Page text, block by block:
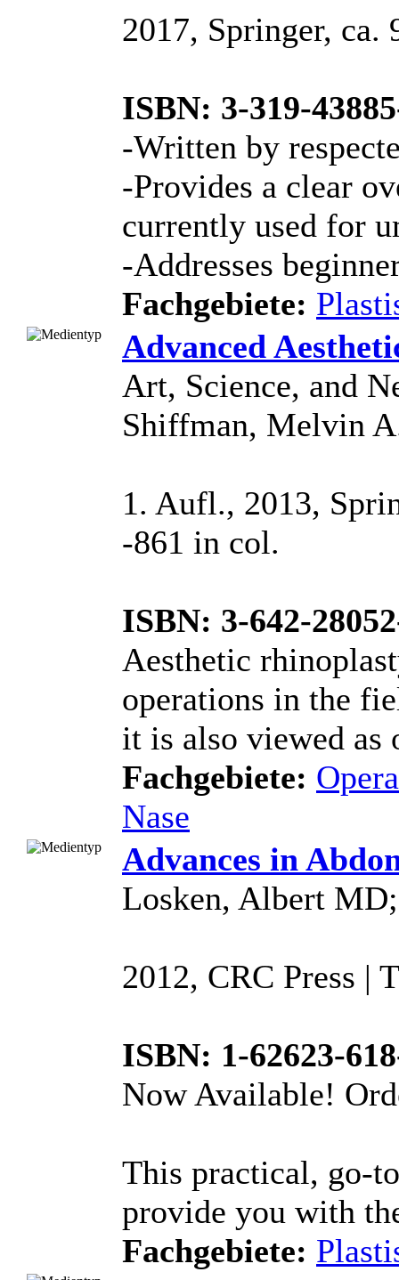
2017, Springer,
ISBN: 3-319-
-Written by
-Provides a clear
currently used for
-Addresses
Fachgebiete:
Advanced
Art, Science, and
Shiffman, Melvin
1. Aufl., 2013,
-861 in col.
ISBN: 3-642-
Aesthetic
operations in the
it is also viewed as
Fachgebiete:
Nase
Advances in
Losken, Albert
2012, CRC Press |
ISBN: 1-62623-
Now Available!
This practical, go-
provide you with
Fachgebiete: